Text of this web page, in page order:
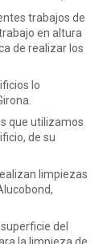
trabajos de
en altura
de realizar los
lo
que utilizamos
de su
limpiezas
del